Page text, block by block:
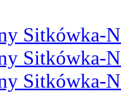
Sitkówka-
Sitkówka-
Sitkówka-